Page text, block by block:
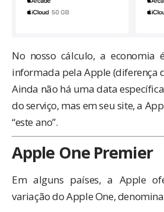
No nosso cálculo, a economia
informada pela Apple (diferença
Ainda não há uma data
do serviço, mas em seu site, a
“este ano”.
Apple One Premier
Em alguns países, a Apple
variação do Apple One,